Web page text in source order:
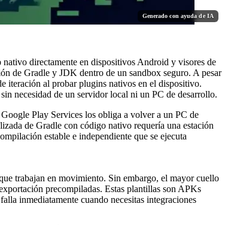
Generado con ayuda de IA
directamente en dispositivos Android y visores de
de Gradle y JDK dentro de un sandbox seguro. A pesar
iteración al probar plugins nativos en el dispositivo.
necesidad de un servidor local ni un PC de desarrollo.
Play Services los obliga a volver a un PC de
de Gradle con código nativo requería una estación
estable e independiente que se ejecuta
trabajan en movimiento. Sin embargo, el mayor cuello
precompiladas. Estas plantillas son APKs
inmediatamente cuando necesitas integraciones